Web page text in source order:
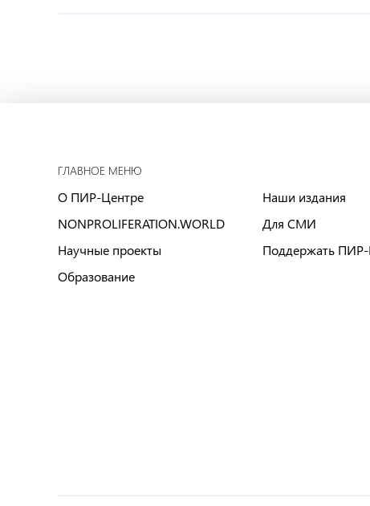
ГЛАВНОЕ МЕНЮ
О ПИР-Центре
NONPROLIFERATION.WORLD
Научные проекты
Образование
Наши издания
Для СМИ
Поддержать